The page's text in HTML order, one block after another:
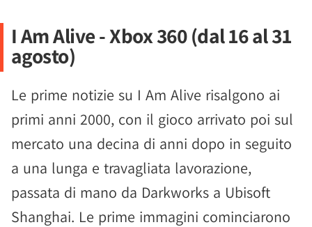
I Am Alive - Xbox 360 (dal 16 al 31
agosto)
Le prime notizie su I Am Alive risalgono ai
primi anni 2000, con il gioco arrivato poi sul
mercato una decina di anni dopo in seguito
a una lunga e travagliata lavorazione,
passata di mano da Darkworks a Ubisoft
Shanghai. Le prime immagini cominciarono